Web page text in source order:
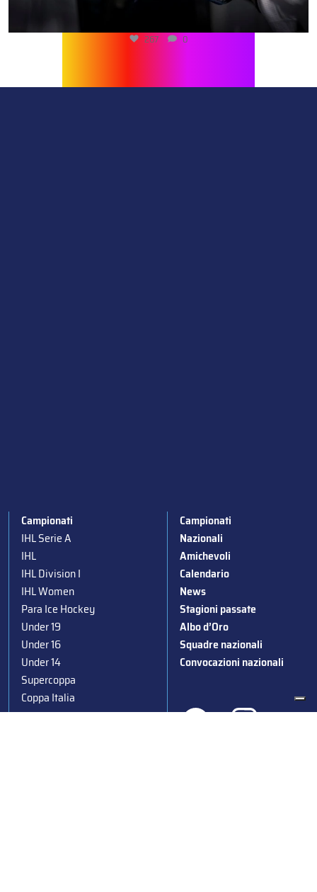
267 0
Campionati
IHL Serie A
IHL
IHL Division I
IHL Women
Para Ice Hockey
Under 19
Under 16
Under 14
Supercoppa
Coppa Italia
Campionati
Nazionali
Amichevoli
Calendario
News
Stagioni passate
Albo d’Oro
Squadre nazionali
Convocazioni nazionali